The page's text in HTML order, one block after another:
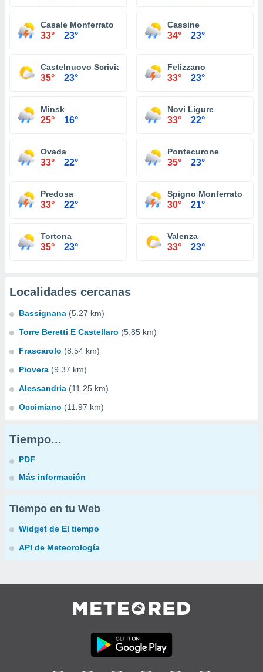
Casale Monferrato
33° 23°
Cassine
34° 23°
Castelnuovo Scrivia
35° 23°
Felizzano
33° 23°
Minsk
25° 16°
Novi Ligure
33° 22°
Ovada
33° 22°
Pontecurone
35° 23°
Predosa
33° 22°
Spigno Monferrato
30° 21°
Tortona
35° 23°
Valenza
33° 23°
Localidades cercanas
Bassignana (5.27 km)
Torre Beretti E Castellaro (5.85 km)
Frascarolo (8.54 km)
Piovera (9.37 km)
Alessandria (11.25 km)
Occimiano (11.97 km)
Tiempo...
PDF
Más información
Tiempo en tu Web
Widget de El tiempo
API de Meteorología